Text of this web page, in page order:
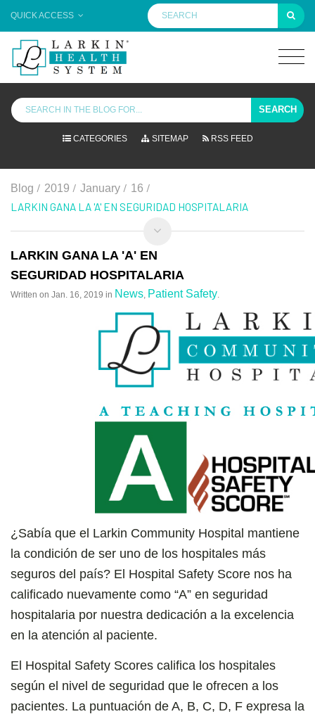
QUICK ACCESS
SEARCH
CATEGORIES SITEMAP RSS FEED
Blog / 2019 / January / 16 /
LARKIN GANA LA 'A' EN SEGURIDAD HOSPITALARIA
LARKIN GANA LA 'A' EN
SEGURIDAD HOSPITALARIA
Written on Jan. 16, 2019 in News Patient Safety
¿Sabía que el Larkin Community Hospital mantiene
la condición de ser uno de los hospitales más
seguros del país? El Hospital Safety Score nos ha
calificado nuevamente como “A” en seguridad
hospitalaria por nuestra dedicación a la excelencia
en la atención al paciente.
El Hospital Safety Scores califica los hospitales
según el nivel de seguridad que le ofrecen a los
pacientes. La puntuación de A, B, C, D, F expresa la